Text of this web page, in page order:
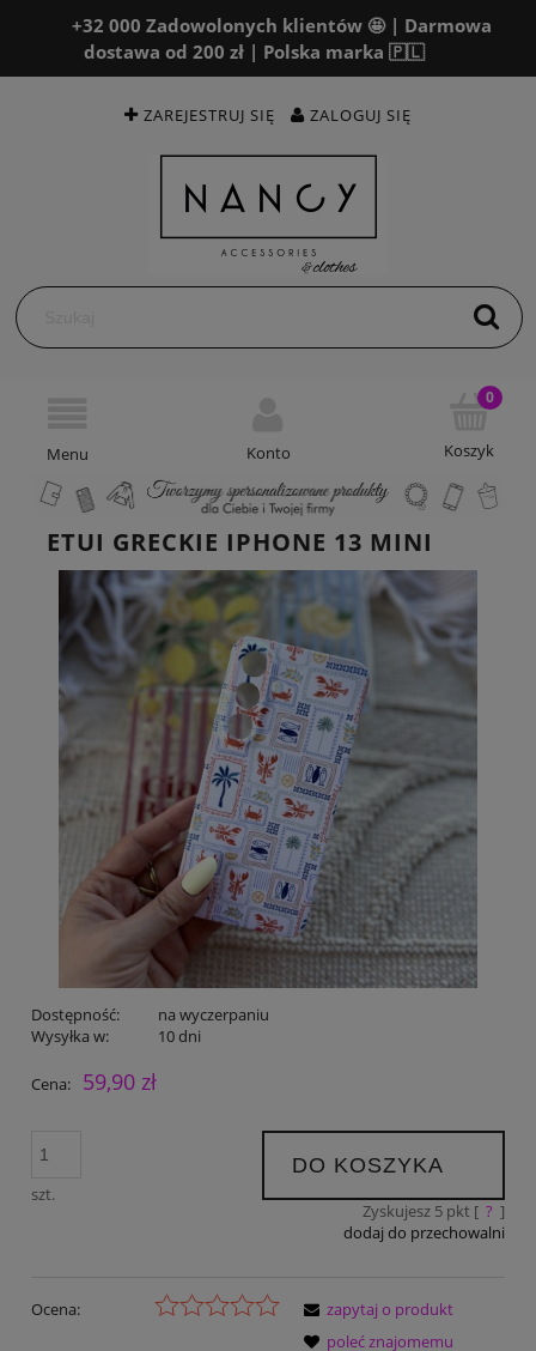
+32 000 Zadowolonych klientów 🤩 | Darmowa
dostawa od 200 zł | Polska marka 🇵🇱
ZAREJESTRUJ SIĘ ZALOGUJ SIĘ
ETUI GRECKIE IPHONE 13 MINI
Dostępność:
na wyczerpaniu
Wysyłka w:
10 dni
Cena: 59,90 zł
szt.
DO KOSZYKA
Zyskujesz 5pkt [ ? ]
dodaj do przechowalni
Ocena:
zapytaj o produkt
poleć znajomemu